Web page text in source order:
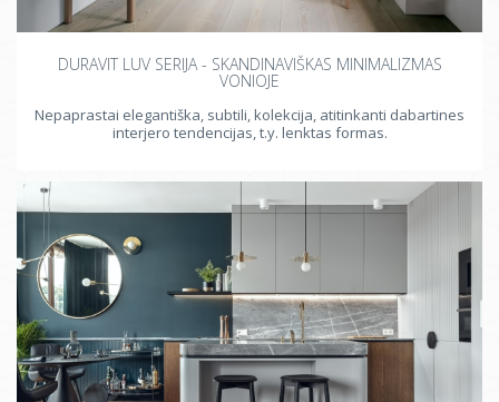
DURAVIT LUV SERIJA - SKANDINAVIŠKAS MINIMALIZMAS
VONIOJE
Nepaprastai elegantiška, subtili, kolekcija, atitinkanti dabartines
interjero tendencijas, t.y. lenktas formas.